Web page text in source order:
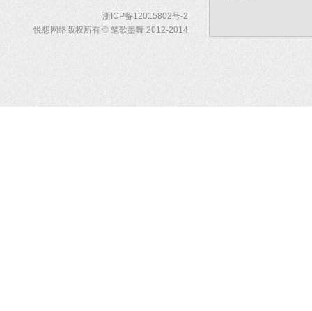
浙ICP备12015802号-2
悦想网络版权所有 © 笔歌墨舞 2012-2014